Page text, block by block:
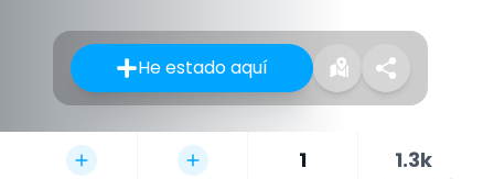
He estado aquí
1 1.3k